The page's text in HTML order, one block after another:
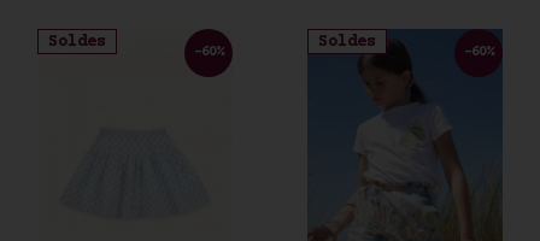
Soldes
-60%
Soldes
-60%